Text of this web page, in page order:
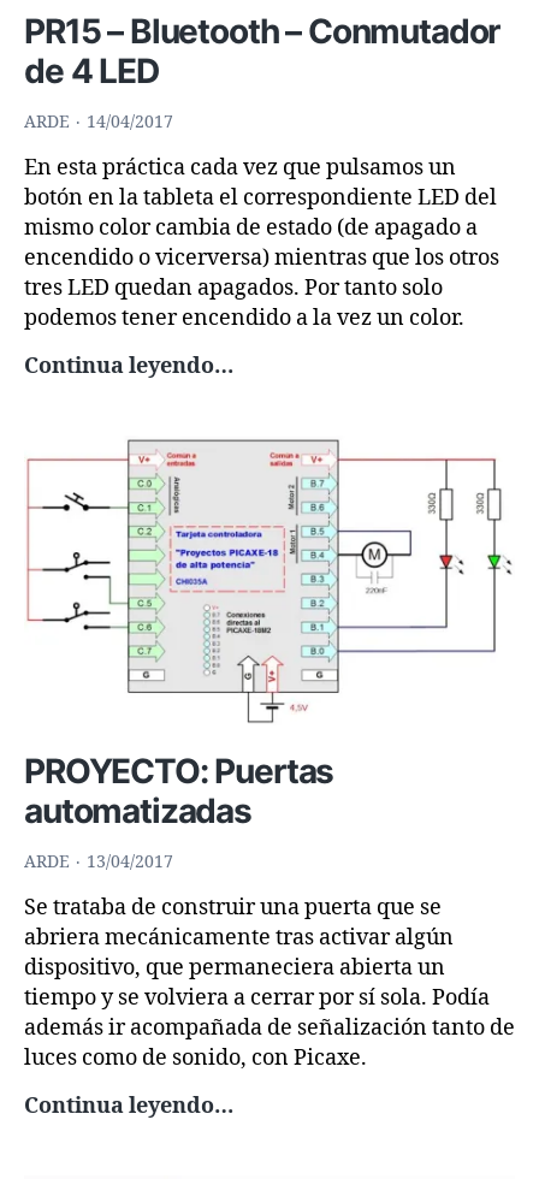
PR15 – Bluetooth – Conmutador
de 4 LED
ARDE 14/04/2017
En esta práctica cada vez que pulsamos un
botón en la tableta el correspondiente LED del
mismo color cambia de estado (de apagado a
encendido o vicerversa) mientras que los otros
tres LED quedan apagados. Por tanto solo
podemos tener encendido a la vez un color.
Continua leyendo…PR15
Conmutador
4
LED
PROYECTO: Puertas
automatizadas
ARDE 13/04/2017
Se trataba de construir una puerta que se
abriera mecánicamente tras activar algún
dispositivo, que permaneciera abierta un
tiempo y se volviera a cerrar por sí sola. Podía
además ir acompañada de señalización tanto de
luces como de sonido, con Picaxe.
Continua leyendo…PROYECTO: